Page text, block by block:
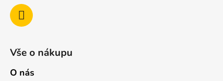
Vše o nákupu
O nás